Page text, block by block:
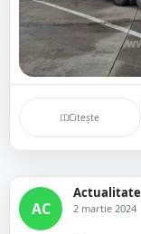
Citește
AC
Actualitate
2 martie 2024